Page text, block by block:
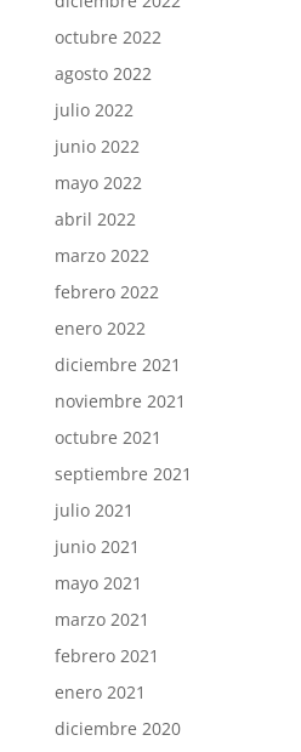
octubre 2022
agosto 2022
julio 2022
junio 2022
mayo 2022
abril 2022
marzo 2022
febrero 2022
enero 2022
diciembre 2021
noviembre 2021
octubre 2021
septiembre 2021
julio 2021
junio 2021
mayo 2021
marzo 2021
febrero 2021
enero 2021
diciembre 2020